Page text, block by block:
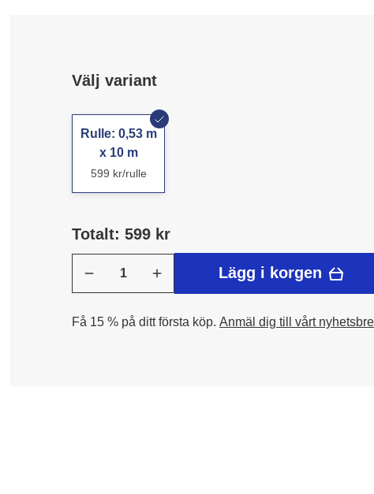
Välj variant
Rulle: 0,53 m
x 10 m
599 kr/rulle
Totalt: 599 kr
Lägg i korgen
Få 15 % på ditt första köp. Anmäl dig till vårt